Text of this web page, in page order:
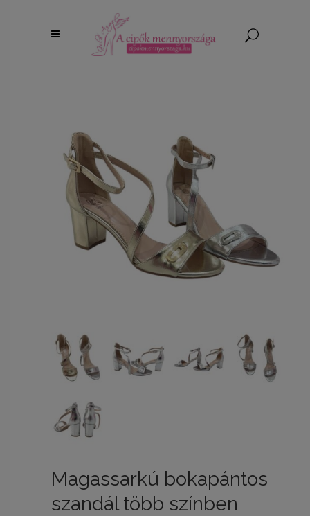
Magassarkú bokapántos
szandál több színben